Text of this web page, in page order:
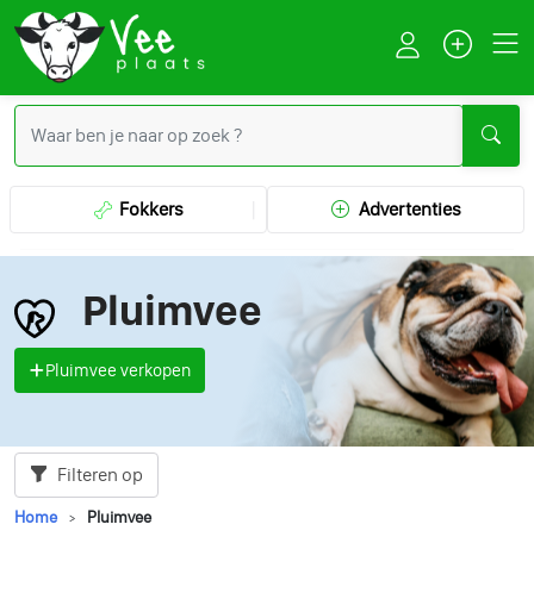
Fokkers Advertenties
Pluimvee
Pluimvee verkopen
Filteren op
Home Pluimvee